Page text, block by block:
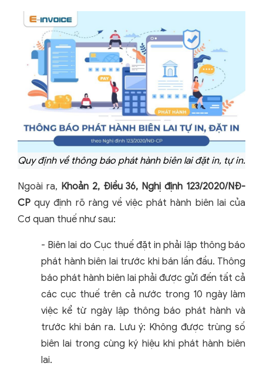
Quy định về thông báo phát hành biên lai đặt in, tự in.
Ngoài ra, Khoản 2, Điều 36, Nghị định 123/2020/NĐ-
CP quy định rõ ràng về việc phát hành biên lai của
Cơ quan thuế như sau:
- Biên lai do Cục thuế đặt in phải lập thông báo
phát hành biên lai trước khi bán lần đầu. Thông
báo phát hành biên lai phải được gửi đến tất cả
các cục thuế trên cả nước trong 10 ngày làm
việc kể từ ngày lập thông báo phát hành và
trước khi bán ra. Lưu ý: Không được trùng số
biên lai trong cùng ký hiệu khi phát hành biên
lai.